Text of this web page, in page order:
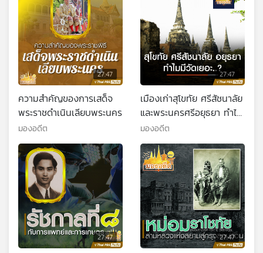
27:47
ความสำคัญของการเสด็จ
พระราชดำเนินเลียบพระนคร
มองอดีต
27:47
เมืองเก่าสุโขทัย ศรีสัชนาลัย
และพระนครศรีอยุธยา ทำไม
มีวัดเยอะ
มองอดีต
27:47 27:47